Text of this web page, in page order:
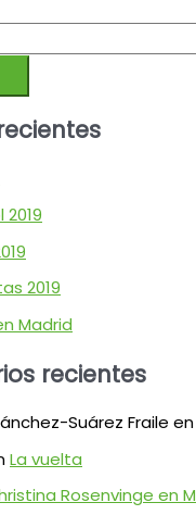
2019
Madrid
recientes
Suárez Fraile en
La vuelta
Rosenvinge en